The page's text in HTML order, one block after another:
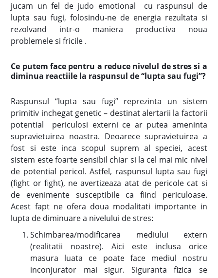
jucam un fel de judo emotional cu raspunsul de
lupta sau fugi, folosindu-ne de energia rezultata si
rezolvand intr-o maniera productiva noua
problemele si fricile .
Ce putem face pentru a reduce nivelul de stres si a
diminua reactiile la raspunsul de “lupta sau fugi”?
Raspunsul “lupta sau fugi” reprezinta un sistem
primitiv inchegat genetic – destinat alertarii la factorii
potential periculosi externi ce ar putea ameninta
supravietuirea noastra. Deoarece supravietuirea a
fost si este inca scopul suprem al speciei, acest
sistem este foarte sensibil chiar si la cel mai mic nivel
de potential pericol. Astfel, raspunsul lupta sau fugi
(fight or fight), ne avertizeaza atat de pericole cat si
de evenimente susceptibile ca fiind periculoase.
Acest fapt ne ofera doua modalitati importante in
lupta de diminuare a nivelului de stres:
Schimbarea/modificarea mediului extern
(realitatii noastre). Aici este inclusa orice
masura luata ce poate face mediul nostru
inconjurator mai sigur. Siguranta fizica se